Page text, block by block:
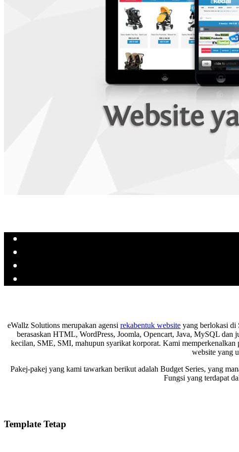
eWallz Solutions merupakan agensi rekabentuk website yang berlokasi di
berasaskan HTML, WordPress, Joomla, Opencart, Java, MySQL dan
kecilan, SME, SMI, mahupun syarikat korporat. Kami
website yang
Pakej-pakej yang kami tawarkan berikut adalah Budget Series, yang
Fungsi yang terdapat
Template Tetap